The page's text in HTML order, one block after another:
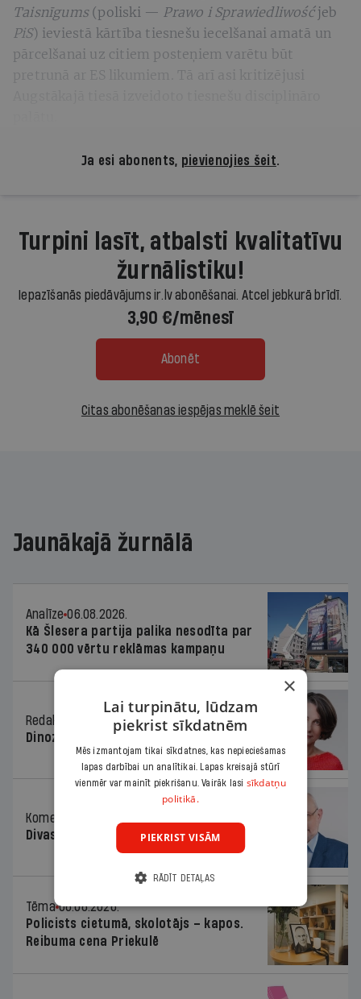
Taisnīgums(poliski — Prawo i Sprawiedliwośćjeb
PiS) ieviestā kārtība tiesnešu iecelšanai amatā un
pārcelšanai uz citiem posteņiem varētu būt
pretrunā ar ES likumiem. Tā arī asi kritizējusi
Ja esi abonents, pievienojies šeit.
Turpini lasīt, atbalsti kvalitatīvu
žurnālistiku!
Iepazīšanās piedāvājums ir.lv abonēšanai. Atcel jebkurā brīdī.
3,90 €/mēnesī
Abonēt
Citas abonēšanas iespējas meklē šeit
Jaunākajā žurnālā
Analīze 06.08.2026.
Kā Šlesera partija palika nesodīta par
340 000 vērtu reklāmas kampaņu
Redaktores sleja 06.08.2026.
Dinozaura triks
Komentārs
Divas koalīcijas
Tēma 06.08.2026.
Policists cietumā, skolotājs – kapos.
Reibuma cena Priekulē
×
Lai turpinātu, lūdzam
piekrist sīkdatnēm
Mēs izmantojam tikai sīkdatnes, kas nepieciešamas
lapas darbībai un analītikai. Lapas kreisajā stūrī
vienmēr var mainīt piekrišanu. Vairāk lasi sīkdatņu
politikā.
PIEKRIST VISĀM
RĀDĪT DETAĻAS